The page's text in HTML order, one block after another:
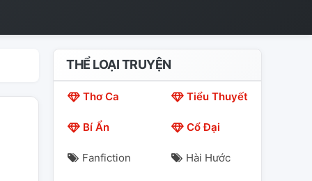
THỂ LOẠI TRUYỆN
Thơ Ca Tiểu Thuyết
Bí Ẩn Cổ Đại
Fanfiction Hài Hước